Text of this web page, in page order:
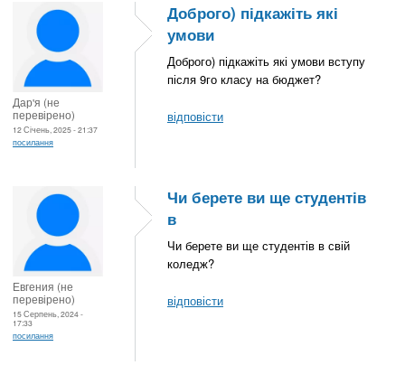
Дар'я (не
перевірено)
12 Січень, 2025 - 21:37
посилання
Доброго) підкажіть які
умови
Доброго) підкажіть які умови вступу
після 9го класу на бюджет?
відповісти
Евгения (не
перевірено)
15 Серпень, 2024 -
17:33
посилання
Чи берете ви ще студентів
в
Чи берете ви ще студентів в свій
коледж?
відповісти